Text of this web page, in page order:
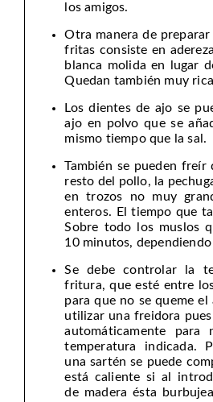
los amigos.
Otra manera de
fritas consiste en
blanca molida en lugar
Quedan también muy
Los dientes de ajo se
ajo en polvo que se
mismo tiempo que la sal.
También se pueden freír
resto del pollo, la
en trozos no muy
enteros. El tiempo que
Sobre todo los muslos
10 minutos,
Se debe controlar la
fritura, que esté entre
para que no se queme el
utilizar una freidora
automáticamente para
temperatura indicada.
una sartén se puede
está caliente si al
de madera ésta